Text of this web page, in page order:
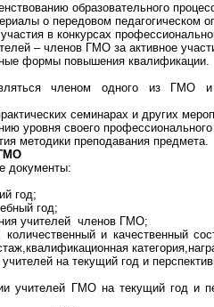
образовательного
о передовом педагогическом
в конкурсах
– членов ГМО за активное
формы повышения квалификации.
членом одного из ГМО и
семинарах и других
уровня своего
методики преподавания предмета.
документы:
год;
год;
учителей членов ГМО;
и качественный
на текущий год и
учителей ГМО на текущий год и